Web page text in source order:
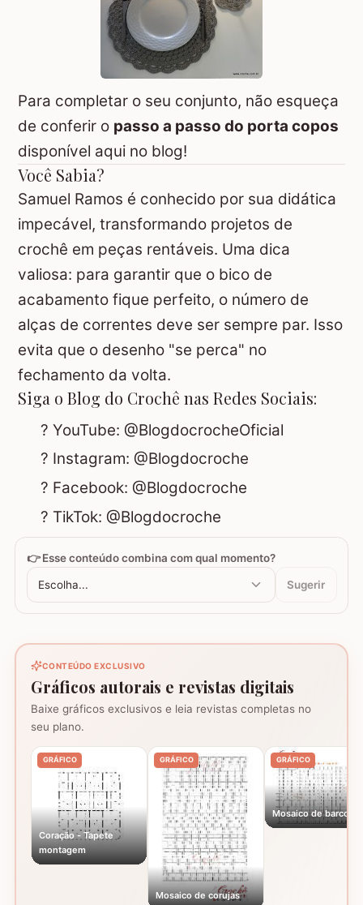
Para completar o seu conjunto, não esqueça
de conferir o passo a passo do porta copos
disponível aqui no blog!
Você Sabia?
Samuel Ramos é conhecido por sua didática
impecável, transformando projetos de
crochê em peças rentáveis. Uma dica
valiosa: para garantir que o bico de
acabamento fique perfeito, o número de
alças de correntes deve ser sempre par. Isso
evita que o desenho "se perca" no
fechamento da volta.
Siga o Blog do Crochê nas Redes Sociais:
? YouTube: @BlogdocrocheOficial
? Instagram: @Blogdocroche
? Facebook: @Blogdocroche
? TikTok: @Blogdocroche
👉 Esse conteúdo combina com qual momento?
Escolha... Sugerir
CONTEÚDO EXCLUSIVO
Gráficos autorais e revistas digitais
Baixe gráficos exclusivos e leia revistas completas no
seu plano.
GRÁFICO
Coração - Tapete
montagem
GRÁFICO
Mosaico de corujas
GRÁFICO
Mosaico de barcos